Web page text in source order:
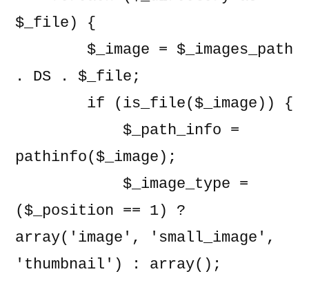
$_file) {
. DS . $_file;
pathinfo($_image);
($_position == 1) ?
array('image', 'small_image',
'thumbnail') : array();